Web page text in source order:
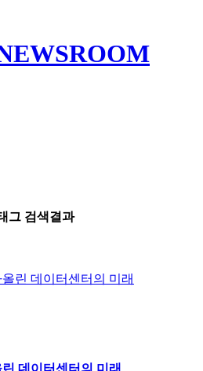
그 검색결과
데이터센터의 미래